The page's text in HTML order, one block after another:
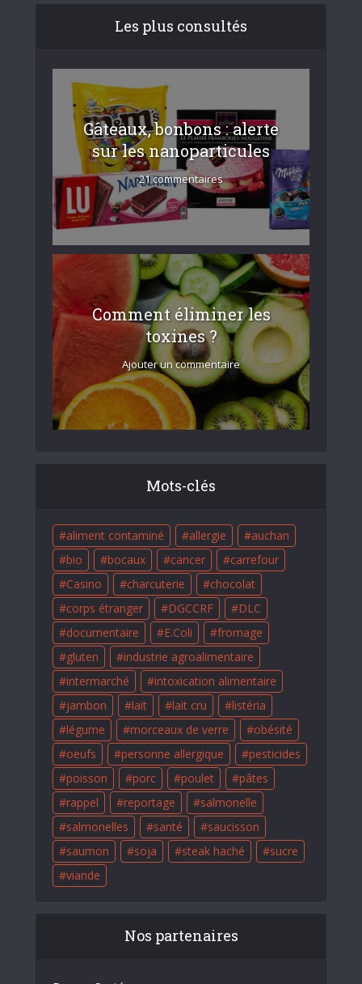
Les plus consultés
Gâteaux, bonbons : alerte
sur les nanoparticules
21 commentaires
Comment éliminer les
toxines ?
Ajouter un commentaire
Mots-clés
aliment contaminé allergie
auchan
bio
bocaux cancer
carrefour
Casino
charcuterie
chocolat
corps étranger
DGCCRF
DLC
documentaire
E.Coli
fromage
gluten
industrie agroalimentaire
intermarché
intoxication alimentaire
jambon
lait lait cru
listéria
légume
morceaux de verre
obésité
oeufs
personne allergique
pesticides
poisson
porc poulet
pâtes
rappel
reportage
salmonelle
salmonelles
santé
saucisson
saumon
soja steak haché
sucre
viande
Nos partenaires